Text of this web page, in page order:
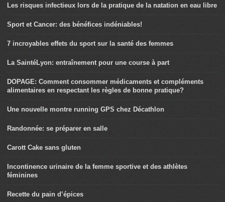
Les risques infectieux lors de la pratique de la natation en eau libre
Sport et Cancer: des bénéfices indéniables!
7 incroyables effets du sport sur la santé des femmes
La SaintéLyon: entraînement pour une course à part
DOPAGE: Comment consommer médicaments et compléments
alimentaires en respectant les règles de bonne pratique?
Une nouvelle montre running GPS chez Décathlon
Randonnée: se préparer en salle
Carott Cake sans gluten
Incontinence urinaire de la femme sportive et des athlètes
féminines
Recette du pain d’épices